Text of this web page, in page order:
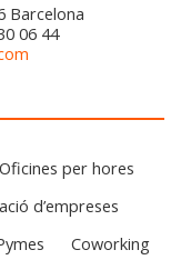
Barcelona
06 44
Oficines per hores
d’empreses
Coworking